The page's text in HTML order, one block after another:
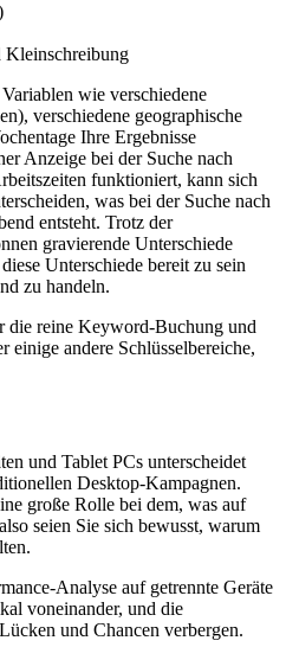
wie verschiedene
verschiedene geographische
Ihre Ergebnisse
Anzeige bei der Suche nach
funktioniert, kann sich
was bei der Suche nach
entsteht. Trotz der
gravierende Unterschiede
Unterschiede bereit zu sein
zu handeln.
die reine Keyword-Buchung und
einige andere Schlüsselbereiche,
und Tablet PCs unterscheidet
Desktop-Kampagnen.
große Rolle bei dem, was auf
seien Sie sich bewusst, warum
Analyse auf getrennte Geräte
voneinander, und die
und Chancen verbergen.